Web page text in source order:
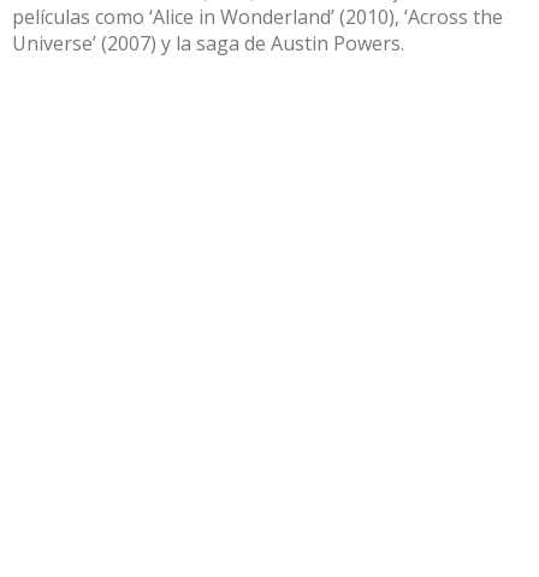
películas como ‘Alice in Wonderland’ (2010), ‘Across the
Universe’ (2007) y la saga de Austin Powers.